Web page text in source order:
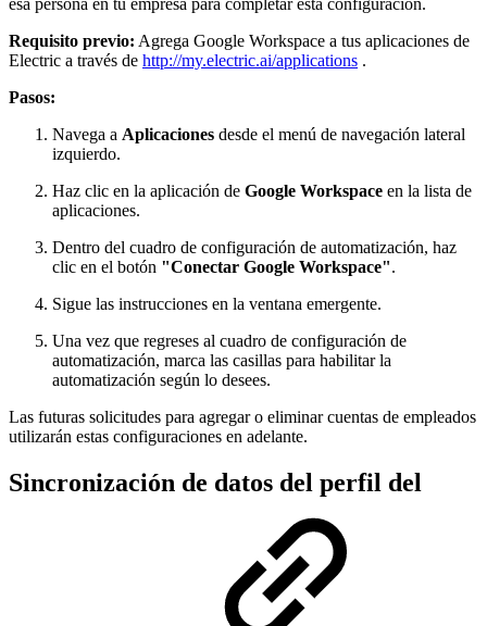
esa persona en tu empresa para completar esta configuración.
Requisito previo: Agrega Google Workspace a tus aplicaciones de
Electric a través de http://my.electric.ai/applications .
Pasos:
Navega a Aplicaciones desde el menú de navegación lateral
izquierdo.
Haz clic en la aplicación de Google Workspace en la lista de
aplicaciones.
Dentro del cuadro de configuración de automatización, haz
clic en el botón "Conectar Google Workspace".
Sigue las instrucciones en la ventana emergente.
Una vez que regreses al cuadro de configuración de
automatización, marca las casillas para habilitar la
automatización según lo desees.
Las futuras solicitudes para agregar o eliminar cuentas de empleados
utilizarán estas configuraciones en adelante.
Sincronización de datos del perfil del